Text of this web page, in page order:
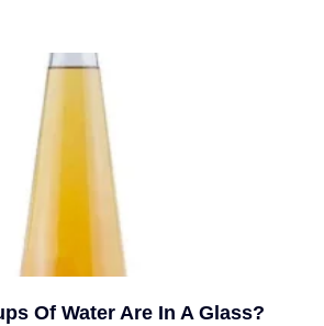
Of Water Are In A Glass?